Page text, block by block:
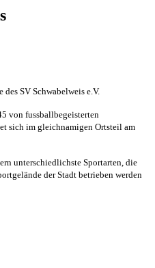
SV Schwabelweis e.V.
von fussballbegeisterten
sich im gleichnamigen Ortsteil am
unterschiedlichste Sportarten, die
der Stadt betrieben werden